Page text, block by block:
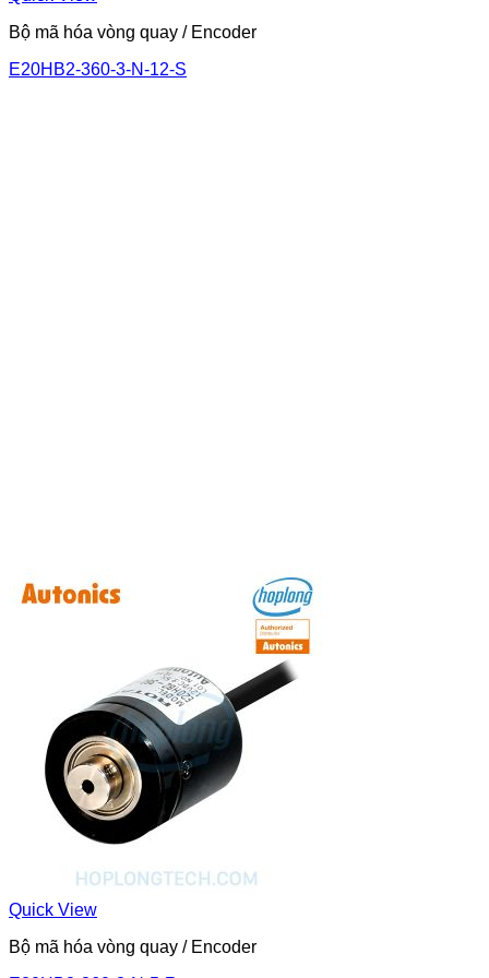
Bộ mã hóa vòng quay / Encoder
E20HB2-360-3-N-12-S
Quick View
Bộ mã hóa vòng quay / Encoder